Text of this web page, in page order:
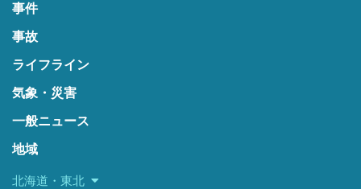
事件
事故
ライフライン
気象・災害
一般ニュース
地域
北海道・東北